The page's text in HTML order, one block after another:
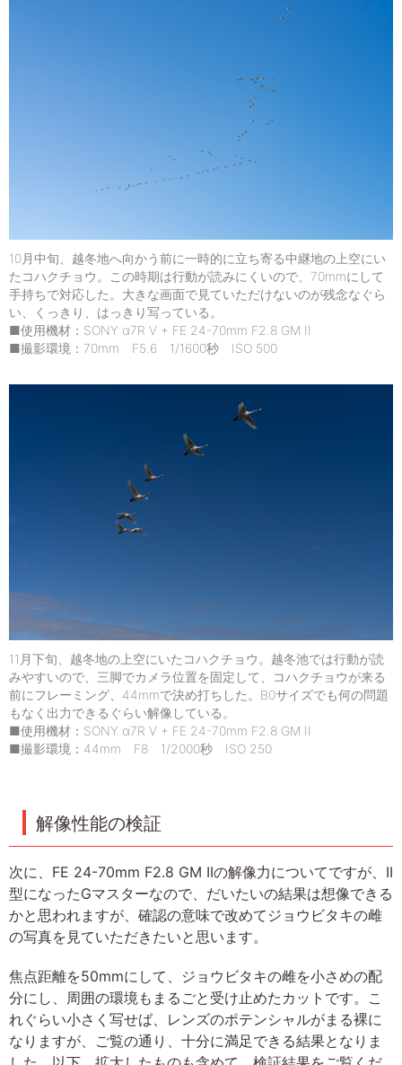
10月中旬、越冬地へ向かう前に一時的に立ち寄る中継地の上空にい
たコハクチョウ。この時期は行動が読みにくいので、70mmにして
手持ちで対応した。大きな画面で見ていただけないのが残念なぐら
い、くっきり、はっきり写っている。
■使用機材：SONY α7R V + FE 24-70mm F2.8 GM II
■撮影環境：70mm F5.6 1/1600秒 ISO 500
11月下旬、越冬地の上空にいたコハクチョウ。越冬池では行動が読
みやすいので、三脚でカメラ位置を固定して、コハクチョウが来る
前にフレーミング、44mmで決め打ちした。B0サイズでも何の問題
もなく出力できるぐらい解像している。
■使用機材：SONY α7R V + FE 24-70mm F2.8 GM II
■撮影環境：44mm F8 1/2000秒 ISO 250
解像性能の検証
次に、FE 24-70mm F2.8 GM IIの解像力についてですが、II
型になったGマスターなので、だいたいの結果は想像できる
かと思われますが、確認の意味で改めてジョウビタキの雌
の写真を見ていただきたいと思います。
焦点距離を50mmにして、ジョウビタキの雌を小さめの配
分にし、周囲の環境もまるごと受け止めたカットです。こ
れぐらい小さく写せば、レンズのポテンシャルがまる裸に
なりますが、ご覧の通り、十分に満足できる結果となりま